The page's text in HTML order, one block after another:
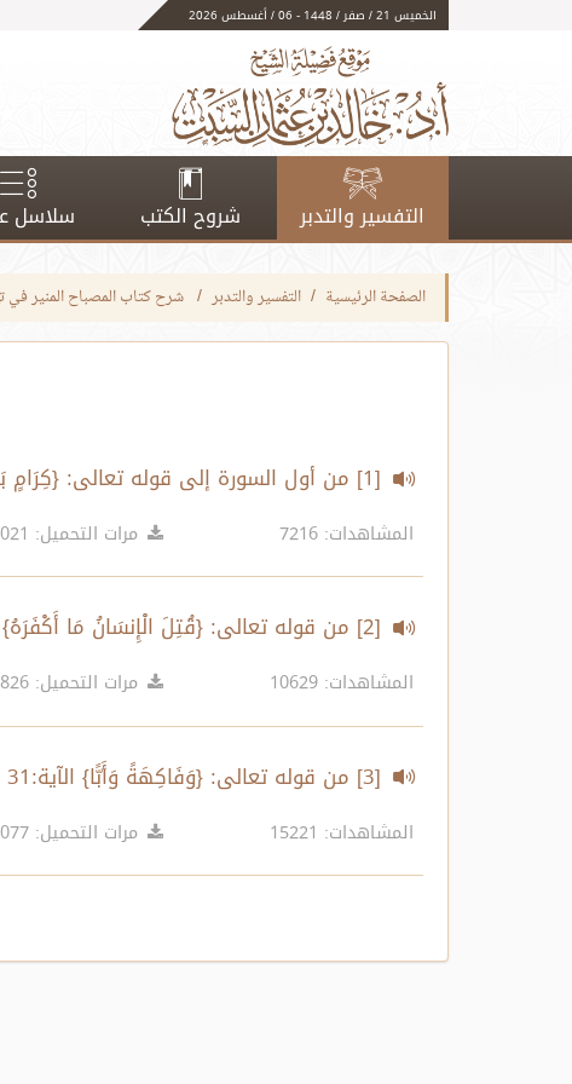
الخميس 21 / صفر / 1448 - 06 / أغسطس 2026
التفسير والتدبر شروح الكتب سلاسل
الصفحة الرئيسية التفسير والتدبر شرح كتاب المصباح المنير في
[1] من أول السورة إلى قوله تعالى: {كِرَامٍ بَرَرَةٍ} الآية:16
المشاهدات: 7216 مرات التحميل: 8021
[2] من قوله تعالى: {قُتِلَ الْإِنسَانُ مَا أَكْفَرَهُ} إلى قوله تعالى: {وَحَدَائِقَ غُلْبًا} الآيات:(17-30)
المشاهدات: 10629 مرات التحميل: 7826
[3] من قوله تعالى: {وَفَاكِهَةً وَأَبًّا} الآية:31 إلى آخر السورة
المشاهدات: 15221 مرات التحميل: 6077